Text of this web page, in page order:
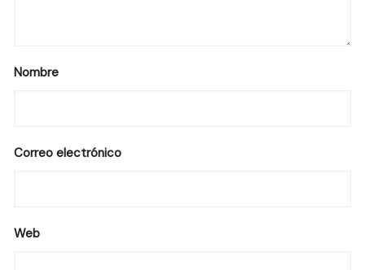
Nombre
Correo electrónico
Web